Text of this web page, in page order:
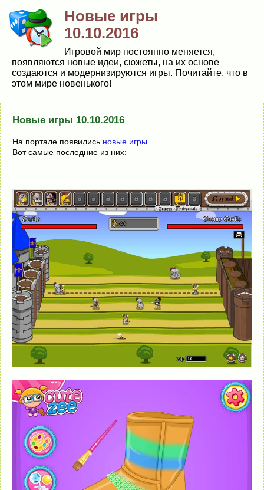
Новые игры
10.10.2016
Игровой мир постоянно меняется,
появляются новые идеи, сюжеты, на их основе
создаются и модернизируются игры. Почитайте, что в
этом мире новенького!
Новые игры 10.10.2016
На портале появились новые игры
Вот самые последние из них: